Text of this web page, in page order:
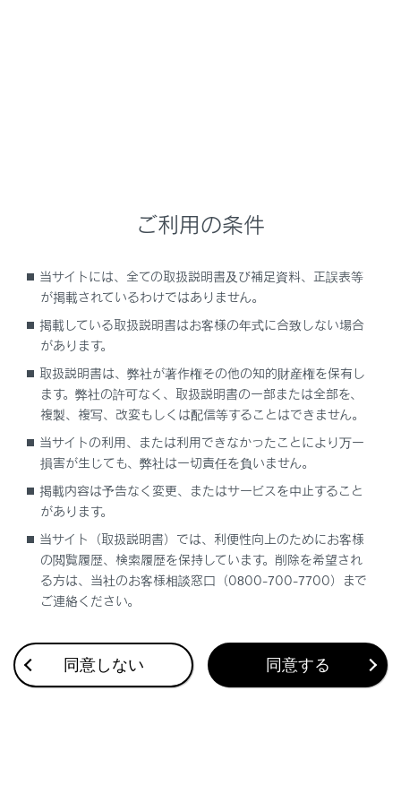
ドライバーを登録する
合わせて見られているページ
ドライブレコーダー
VICS・交通情報
付録
ご利用の条件
当サイトには、全ての取扱説明書及び補足資料、正誤表等
が掲載されているわけではありません。
掲載している取扱説明書はお客様の年式に合致しない場合
があります。
取扱説明書は、弊社が著作権その他の知的財産権を保有し
ます。弊社の許可なく、取扱説明書の一部または全部を、
複製、複写、改変もしくは配信等することはできません。
当サイトの利用、または利用できなかったことにより万一
損害が生じても、弊社は一切責任を負いません。
掲載内容は予告なく変更、またはサービスを中止すること
があります。
当サイト（取扱説明書）では、利便性向上のためにお客様
の閲覧履歴、検索履歴を保持しています。削除を希望され
る方は、当社のお客様相談窓口（0800-700-7700）まで
ご連絡ください。
同意しない 同意する